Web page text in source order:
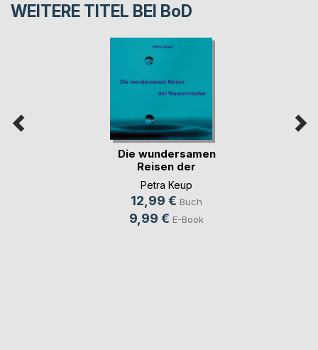
WEITERE TITEL BEI BoD
Die wundersamen
Reisen der
Wassert(...)
Petra Keup
12,99 € Buch
9,99 € E-Book